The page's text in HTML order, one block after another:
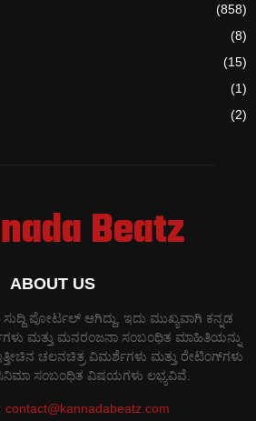
(858)
(8)
(15)
(1)
(2)
ABOUT US
ಪೋರ್ಟಲ್ ಆಗಿದ್ದು, ಇದು ಮುಖ್ಯವಾಗಿ ಕನ್ನಡ
ಮತ್ತು ಮನರಂಜನಾ ಸಂಬಂಧಿತ ಮಾಹಿತಿಯನ್ನು
ಚಲನಚಿತ್ರ ವಿಮರ್ಶೆಗಳು ಮತ್ತು ರೇಟಿಂಗ್‌ಗಳು
ಸಂಬಂಧಿತ ವಿಷಯಗಳು ಲಭ್ಯವಿವೆ.
contact@kannadabeatz.com